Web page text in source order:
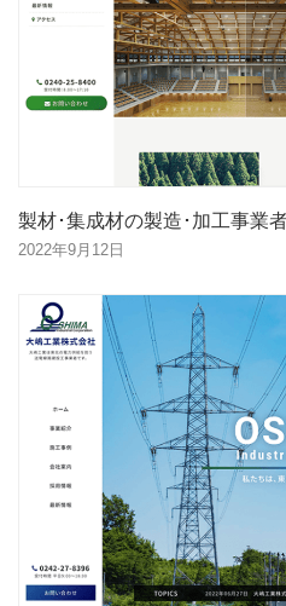
製材･集成材の製造･加工事業
2022年9月12日